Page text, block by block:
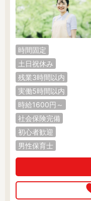
時間固定
土日祝休み
残業3時間以内
実働5時間以内
時給1600円～
社会保険完備
初心者歓迎
男性保育士